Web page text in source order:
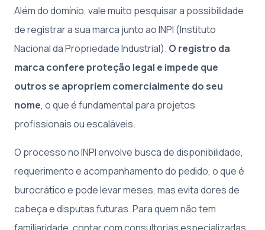
Além do domínio, vale muito pesquisar a possibilidade
de registrar a sua marca junto ao INPI (Instituto
Nacional da Propriedade Industrial). O registro da
marca confere proteção legal e impede que
outros se apropriem comercialmente do seu
nome, o que é fundamental para projetos
profissionais ou escaláveis.
O processo no INPI envolve busca de disponibilidade,
requerimento e acompanhamento do pedido, o que é
burocrático e pode levar meses, mas evita dores de
cabeça e disputas futuras. Para quem não tem